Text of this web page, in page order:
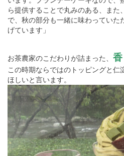
ら提供することで丸みのある、また
で、秋の部分も一緒に味わっていた
げています」
お茶農家のこだわりが詰まった、
この時期ならではのトッピングと仁
ほしいと言います。